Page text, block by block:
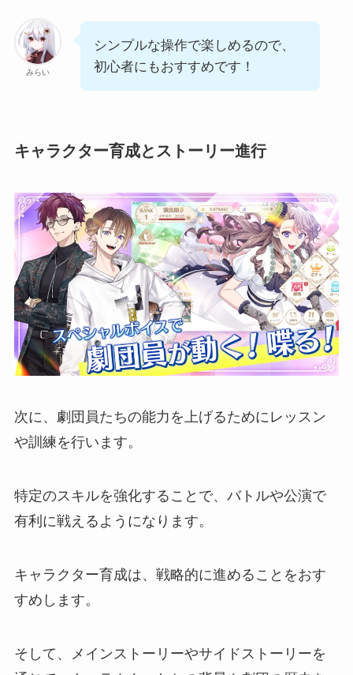
みらい
シンプルな操作で楽しめるので、
初心者にもおすすめです！
キャラクター育成とストーリー進行
次に、劇団員たちの能力を上げるためにレッスン
や訓練を行います。
特定のスキルを強化することで、バトルや公演で
有利に戦えるようになります。
キャラクター育成は、戦略的に進めることをおす
すめします。
そして、メインストーリーやサイドストーリーを